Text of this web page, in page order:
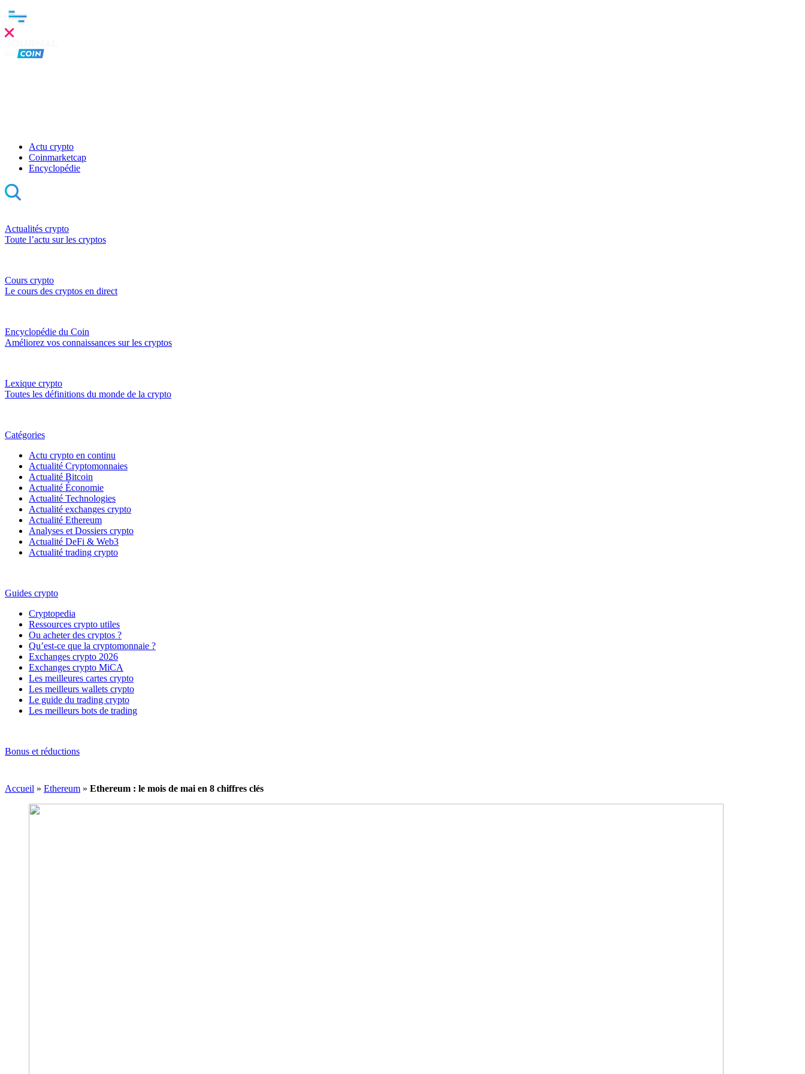
Actu crypto
Coinmarketcap
Encyclopédie
Actualités crypto
Toute l’actu sur les cryptos
Cours crypto
Le cours des cryptos en direct
Encyclopédie du Coin
Améliorez vos connaissances sur les cryptos
Lexique crypto
Toutes les définitions du monde de la crypto
Catégories
Actu crypto en continu
Actualité Cryptomonnaies
Actualité Bitcoin
Actualité Économie
Actualité Technologies
Actualité exchanges crypto
Actualité Ethereum
Analyses et Dossiers crypto
Actualité DeFi & Web3
Actualité trading crypto
Guides crypto
Cryptopedia
Ressources crypto utiles
Ou acheter des cryptos ?
Qu’est-ce que la cryptomonnaie ?
Exchanges crypto 2026
Exchanges crypto MiCA
Les meilleures cartes crypto
Les meilleurs wallets crypto
Le guide du trading crypto
Les meilleurs bots de trading
Bonus et réductions
Accueil » Ethereum » Ethereum : le mois de mai en 8 chiffres clés